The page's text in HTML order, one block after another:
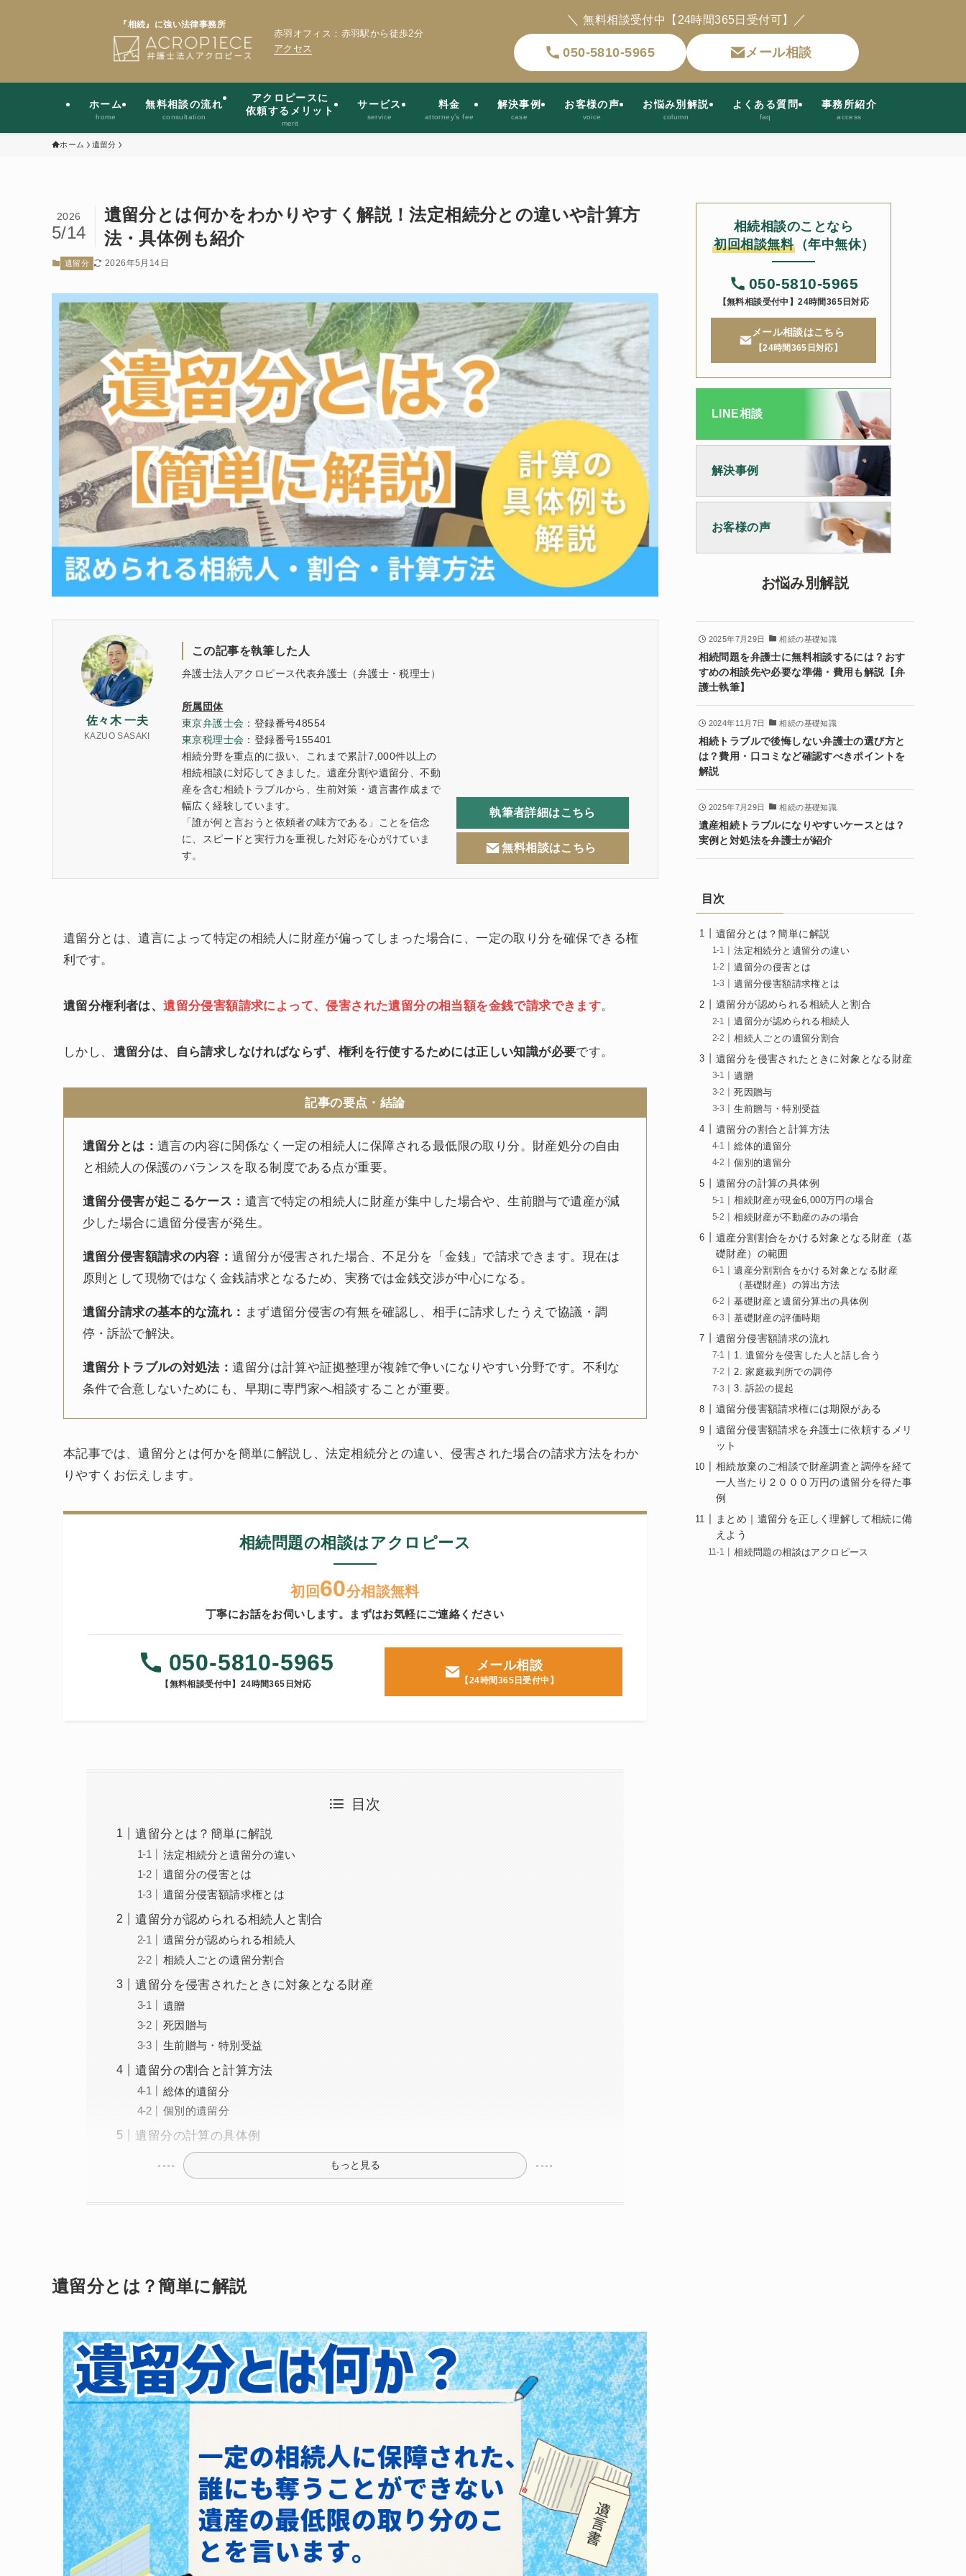
ホーム
home
無料相談の流れ
consultation
アクロピースに
依頼するメリット
merit
サービス
service
料金
attorney’s fee
解決事例
case
お客様の声
voice
お悩み別解説
column
よくある質問
faq
事務所紹介
access
『相続』に強い法律事務所
赤羽オフィス：赤羽駅から徒歩2分
アクセス
＼無料相談受付中【24時間365日受付可】 ／
050-5810-5965 メール相談
ホーム 遺留分
遺留分とは何かをわかりやすく解説！法定相続分との違いや計算方
法・具体例も紹介
2026
5/14
遺留分 2026年5月14日
佐々木 一夫
KAZUO SASAKI
この記事を執筆した人
弁護士法人アクロピース代表弁護士（弁護士・税理士）
所属団体
東京弁護士会 ：登録番号48554
東京税理士会 ：登録番号155401
相続分野を重点的に扱い、これまで累計7,000件以上の
相続相談に対応してきました。遺産分割や遺留分、不動
産を含む相続トラブルから、生前対策・遺言書作成まで
幅広く経験しています。
「誰が何と言おうと依頼者の味方である」ことを信念
に、スピードと実行力を重視した対応を心がけていま
す。
執筆者詳細はこちら
無料相談はこちら
遺留分とは、遺言によって特定の相続人に財産が偏ってしまった場合に、一定の取り分を確保できる権
利です。
遺留分権利者は、遺留分侵害額請求によって、侵害された遺留分の相当額を金銭で請求できます。
しかし、 遺留分は、自ら請求しなければならず、権利を行使するためには正しい知識が必要です。
記事の要点・結論
遺留分とは： 遺言の内容に関係なく一定の相続人に保障される最低限の取り分。財産処分の自由
と相続人の保護のバランスを取る制度である点が重要。
遺留分侵害が起こるケース： 遺言で特定の相続人に財産が集中した場合や、生前贈与で遺産が減
少した場合に遺留分侵害が発生。
遺留分侵害額請求の内容：遺留分が侵害された場合、不足分を「金銭」で請求できます。現在は
原則として現物ではなく金銭請求となるため、実務では金銭交渉が中心になる。
遺留分請求の基本的な流れ： まず遺留分侵害の有無を確認し、相手に請求したうえで協議・調
停・訴訟で解決。
遺留分トラブルの対処法：遺留分は計算や証拠整理が複雑で争いになりやすい分野です。不利な
条件で合意しないためにも、早期に専門家へ相談することが重要。
本記事では、遺留分とは何かを簡単に解説し、法定相続分との違い、侵害された場合の請求方法をわか
りやすくお伝えします。
相続問題の相談はアクロピース
初回60分相談無料
丁寧にお話をお伺いします。 まずはお気軽にご連絡ください
050-5810-5965
【無料相談受付中】24時間365日対応
メール相談
【24時間365日受付中】
目次
遺留分とは？簡単に解説
法定相続分と遺留分の違い
遺留分の侵害とは
遺留分侵害額請求権とは
遺留分が認められる相続人と割合
遺留分が認められる相続人
相続人ごとの遺留分割合
遺留分を侵害されたときに対象となる財産
遺贈
死因贈与
生前贈与・特別受益
遺留分の割合と計算方法
総体的遺留分
個別的遺留分
遺留分の計算の具体例
もっと見る
遺留分とは？簡単に解説
相続相談のことなら
初回相談無料 （年中無休）
050-5810-5965
【無料相談受付中】24時間365日対応
メール相談はこちら
【24時間365日対応】
LINE相談
解決事例
お客様の声
お悩み別解説
2025年7月29日 相続の基礎知識
相続問題を弁護士に無料相談するには？おす
すめの相談先や必要な準備・費用も解説【弁
護士執筆】
2024年11月7日 相続の基礎知識
相続トラブルで後悔しない弁護士の選び方と
は？費用・口コミなど確認すべきポイントを
解説
2025年7月29日 相続の基礎知識
遺産相続トラブルになりやすいケースとは？
実例と対処法を弁護士が紹介
目次
遺留分とは？簡単に解説
法定相続分と遺留分の違い
遺留分の侵害とは
遺留分侵害額請求権とは
遺留分が認められる相続人と割合
遺留分が認められる相続人
相続人ごとの遺留分割合
遺留分を侵害されたときに対象となる財産
遺贈
死因贈与
生前贈与・特別受益
遺留分の割合と計算方法
総体的遺留分
個別的遺留分
遺留分の計算の具体例
相続財産が現金6,000万円の場合
相続財産が不動産のみの場合
遺産分割割合をかける対象となる財産（基
礎財産）の範囲
遺産分割割合をかける対象となる財産
（基礎財産）の算出方法
基礎財産と遺留分算出の具体例
基礎財産の評価時期
遺留分侵害額請求の流れ
1. 遺留分を侵害した人と話し合う
2. 家庭裁判所での調停
3. 訴訟の提起
遺留分侵害額請求権には期限がある
遺留分侵害額請求を弁護士に依頼するメリ
ット
相続放棄のご相談で財産調査と調停を経て
一人当たり２０００万円の遺留分を得た事
例
まとめ｜遺留分を正しく理解して相続に備
えよう
相続問題の相談はアクロピース